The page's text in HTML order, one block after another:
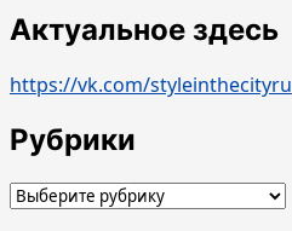
Актуальное здесь
https://vk.com/styleinthecityru
Рубрики
Рубрики